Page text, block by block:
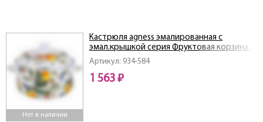
Нет в наличии
Артикул: 934-584
Кастрюля agness эмалированная с
эмал.крышкой серия Фруктовая корзина ,
5.0 л, 24*14 см
1 563 ₽